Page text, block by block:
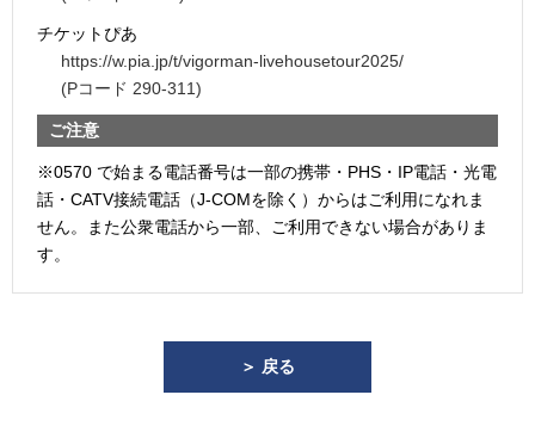
チケットぴあ
https://w.pia.jp/t/vigorman-livehousetour2025/
(Pコード 290-311)
ご注意
※0570 で始まる電話番号は一部の携帯・PHS・IP電話・光電
話・CATV接続電話（J-COMを除く）からはご利用になれま
せん。また公衆電話から一部、ご利用できない場合がありま
す。
＞ 戻る